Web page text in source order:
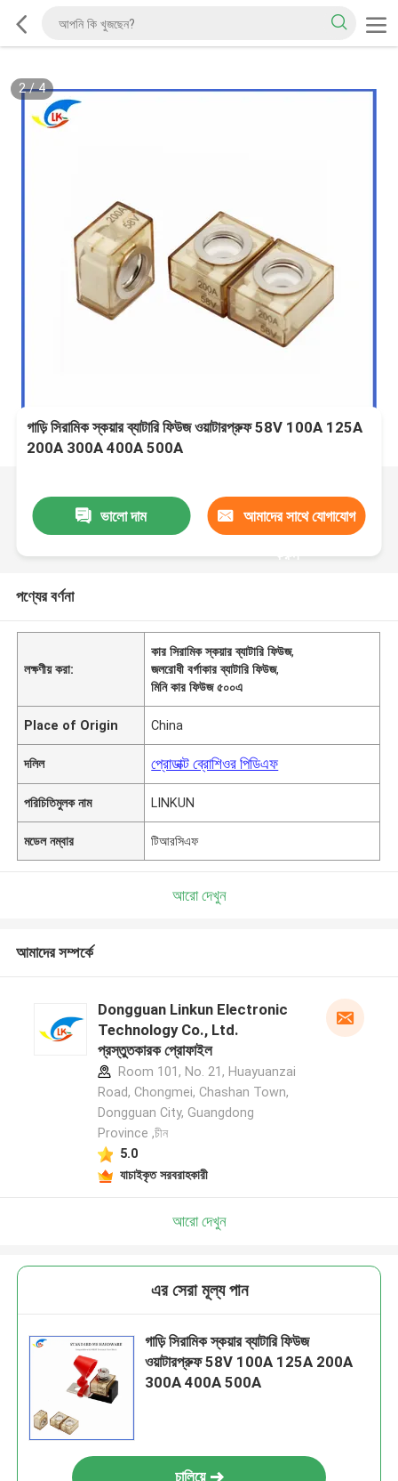
2/4
গাড়ি সিরামিক স্কয়ার ব্যাটারি ফিউজ ওয়াটারপ্রুফ 58V 100A 125A
200A 300A 400A 500A
ভালো দাম আমাদের সাথে যোগাযোগ
করুন
পণ্যের বর্ণনা
লক্ষণীয় করা:
কার সিরামিক স্কয়ার ব্যাটারি ফিউজ,
জলরোধী বর্গাকার ব্যাটারি ফিউজ,
মিনি কার ফিউজ ৫০০এ
Place of Origin China
দলিল প্রোডাক্ট ব্রোশিওর পিডিএফ
পরিচিতিমুলক নাম LINKUN
মডেল নম্বার টিআরসিএফ
আরো দেখুন
আমাদের সম্পর্কে
Dongguan Linkun Electronic
Technology Co., Ltd.
প্রস্তুতকারক প্রোফাইল
Room 101, No. 21, Huayuanzai
Road, Chongmei, Chashan Town,
Dongguan City, Guangdong
Province ,চীন
5.0
যাচাইকৃত সরবরাহকারী
আরো দেখুন
এর সেরা মূল্য পান
গাড়ি সিরামিক স্কয়ার ব্যাটারি ফিউজ
ওয়াটারপ্রুফ 58V 100A 125A 200A
300A 400A 500A
চালিয়ে